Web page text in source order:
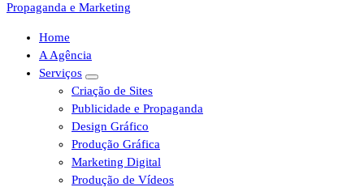
Agência de Publicidade Ricardo Nass. Empresa especializadas em
comunicação offline e online, Nossa agência atende empresas da
cidade de Sertãozinho, Ribeirão Preto e todo o Brasil
Home
A Agência
Serviços
Criação de Sites
Publicidade e Propaganda
Design Gráfico
Produção Gráfica
Marketing Digital
Produção de Vídeos